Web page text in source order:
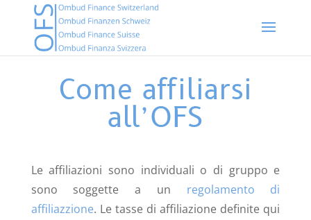
Come affiliarsi
all’OFS
Le affiliazioni sono individuali o di gruppo e
sono soggette a un regolamento di
affiliazzione. Le tasse di affiliazione definite qui